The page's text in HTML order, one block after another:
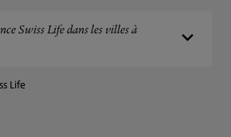
Swiss Life dans les villes à
Life